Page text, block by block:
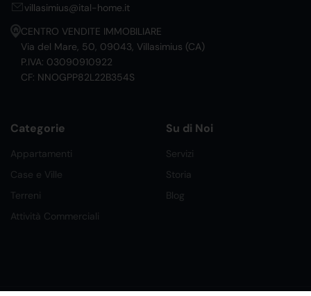
villasimius@ital-home.it
CENTRO VENDITE IMMOBILIARE
Via del Mare, 50, 09043, Villasimius (CA)
P.IVA: 03090910922
CF: NNOGPP82L22B354S
Categorie
Appartamenti
Case e Ville
Terreni
Attività Commerciali
Su di Noi
Servizi
Storia
Blog